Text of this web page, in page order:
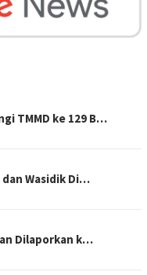
TMMD ke 129 B…
dan Wasidik Di…
Dilaporkan k…